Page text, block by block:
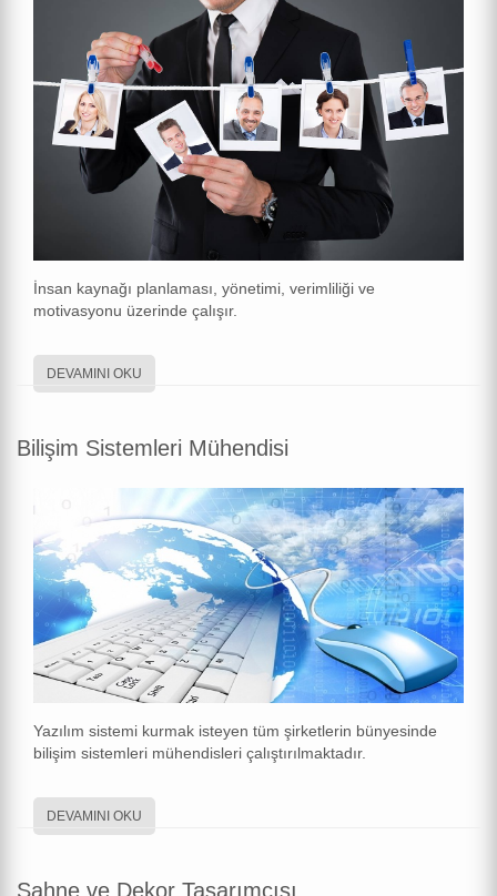
İnsan kaynağı planlaması, yönetimi, verimliliği ve
motivasyonu üzerinde çalışır.
DEVAMINI OKU
Bilişim Sistemleri Mühendisi
Yazılım sistemi kurmak isteyen tüm şirketlerin bünyesinde
bilişim sistemleri mühendisleri çalıştırılmaktadır.
DEVAMINI OKU
Sahne ve Dekor Tasarımcısı